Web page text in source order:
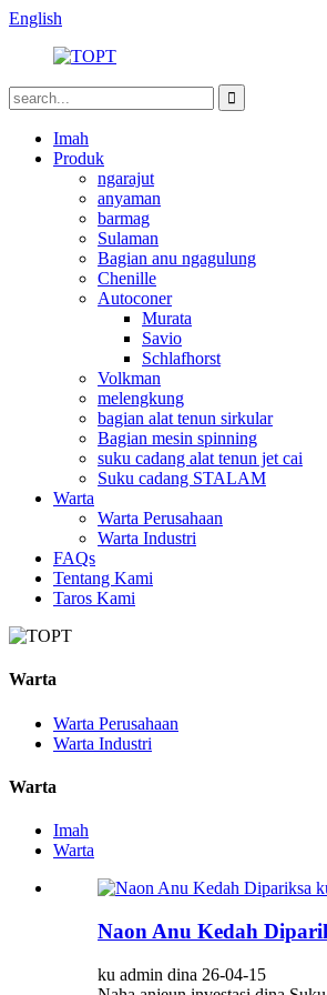
English
Imah
Produk
ngarajut
anyaman
barmag
Sulaman
Bagian anu ngagulung
Chenille
Autoconer
Murata
Savio
Schlafhorst
Volkman
melengkung
bagian alat tenun sirkular
Bagian mesin spinning
suku cadang alat tenun jet cai
Suku cadang STALAM
Warta
Warta Perusahaan
Warta Industri
FAQs
Tentang Kami
Taros Kami
Warta
Warta Perusahaan
Warta Industri
Warta
Imah
Warta
Naon Anu Kedah
ku admin dina 26-04-15